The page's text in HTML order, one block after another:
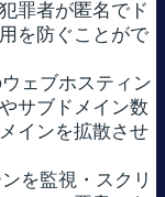
罪者が匿名でド
を防ぐことがで
ェブホスティン
サブドメイン数
インを拡散させ
を監視・スクリ